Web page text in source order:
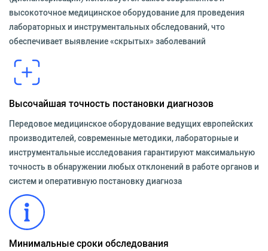
высокоточное медицинское оборудование для проведения
лабораторных и инструментальных обследований, что
обеспечивает выявление «скрытых» заболеваний
Высочайшая точность постановки диагнозов
Передовое медицинское оборудование ведущих европейских
производителей, современные методики, лабораторные и
инструментальные исследования гарантируют максимальную
точность в обнаружении любых отклонений в работе органов и
систем и оперативную постановку диагноза
Минимальные сроки обследования